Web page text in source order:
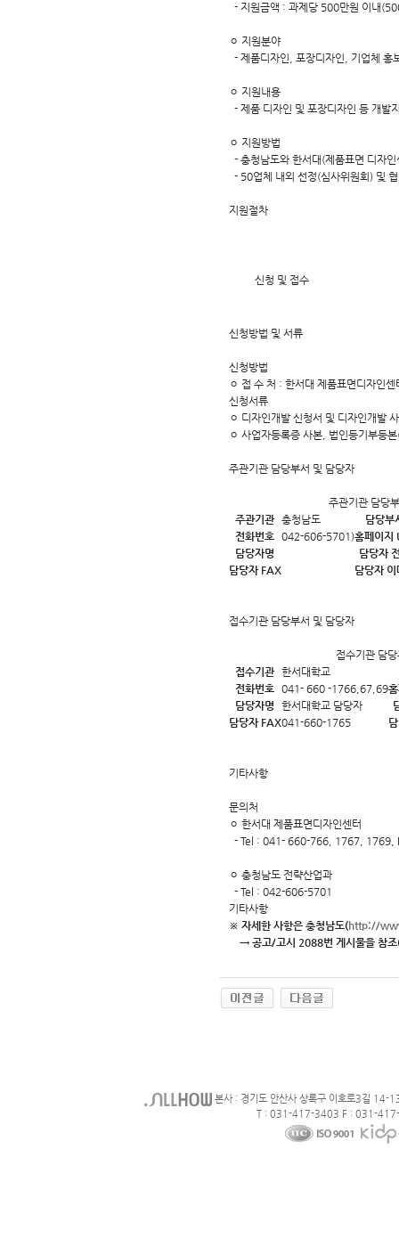
- 지원금액 : 과제당 500만원 이내
ㅇ 지원분야
- 제품디자인, 포장디자인, 기업체 홍
ㅇ 지원내용
- 제품 디자인 및 포장디자인 등 개발
ㅇ 지원방법
- 충청남도와 한서대(제품표면 디자
- 50업체 내외 선정(심사위원회) 및
지원절차
신청 및 접수
신청방법 및 서류
신청방법
ㅇ 접 수 처 : 한서대 제품표면디자인
신청서류
ㅇ 디자인개발 신청서 및 디자인개발
ㅇ 사업자등록증 사본, 법인등기부등
주관기관 담당부서 및 담당자
주관기관 담당
주관기관 충청남도
담당부
전화번호 042-606-5701)홈페이지
담당자명
담당자
담당자 FAX
담당자 이
접수기관 담당부서 및 담당자
접수기관 담
접수기관 한서대학교
전화번호 041- 660 -1766,67,69
담당자명
한서대학교 담당자
담당자 FAX041-660-1765
기타사항
문의처
ㅇ 한서대 제품표면디자인센터
- Tel : 041- 660-766, 1767,
ㅇ 충청남도 전략산업과
- Tel : 042-606-5701
기타사항
※ 자세한 사항은 충청남도(http://
→ 공고/고시 2088번 게시물을 참조
본사 : 경기도 안산사 상록구 이호로3길 14-
T : 031-417-3403 F : 031-